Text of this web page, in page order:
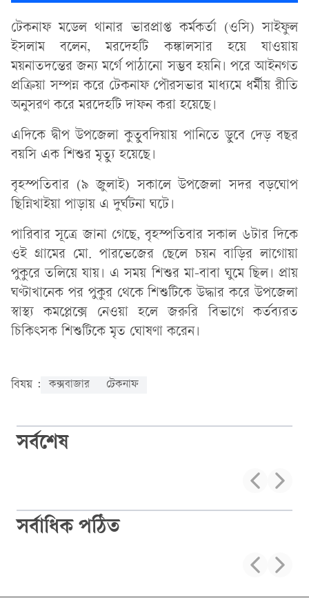
টেকনাফ মডেল থানার ভারপ্রাপ্ত কর্মকর্তা (ওসি) সাইফুল
ইসলাম বলেন, মরদেহটি কঙ্কালসার হয়ে যাওয়ায়
ময়নাতদন্তের জন্য মর্গে পাঠানো সম্ভব হয়নি। পরে আইনগত
প্রক্রিয়া সম্পন্ন করে টেকনাফ পৌরসভার মাধ্যমে ধর্মীয় রীতি
অনুসরণ করে মরদেহটি দাফন করা হয়েছে।
এদিকে দ্বীপ উপজেলা কুতুবদিয়ায় পানিতে ডুবে দেড় বছর
বয়সি এক শিশুর মৃত্যু হয়েছে।
বৃহস্পতিবার (৯ জুলাই) সকালে উপজেলা সদর বড়ঘোপ
ছিন্নিখাইয়া পাড়ায় এ দুর্ঘটনা ঘটে।
পারিবার সূত্রে জানা গেছে, বৃহস্পতিবার সকাল ৬টার দিকে
ওই গ্রামের মো. পারভেজের ছেলে চয়ন বাড়ির লাগোয়া
পুকুরে তলিয়ে যায়। এ সময় শিশুর মা-বাবা ঘুমে ছিল। প্রায়
ঘণ্টাখানেক পর পুকুর থেকে শিশুটিকে উদ্ধার করে উপজেলা
স্বাস্থ্য কমপ্লেক্সে নেওয়া হলে জরুরি বিভাগে কর্তব্যরত
চিকিৎসক শিশুটিকে মৃত ঘোষণা করেন।
বিষয় : কক্সবাজার টেকনাফ
সর্বশেষ
সর্বাধিক পঠিত